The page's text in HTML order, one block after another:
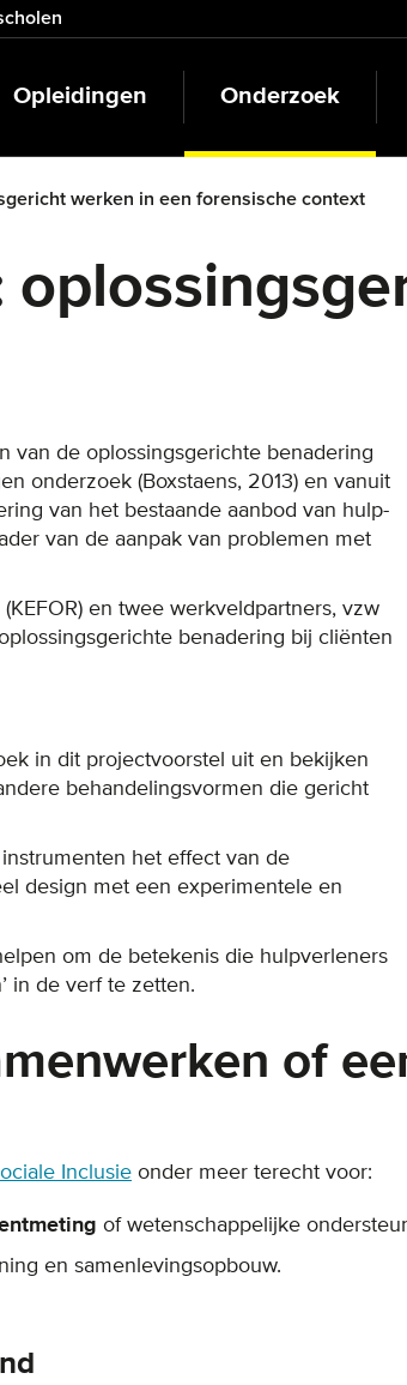
Opleidingen Onderzoek
werken in een forensische context
van de oplossingsgerichte benadering
onderzoek (Boxstaens, 2013) en vanuit
van het bestaande aanbod van hulp-
van de aanpak van problemen met
en twee werkveldpartners, vzw
benadering bij cliënten
in dit projectvoorstel uit en bekijken
behandelingsvormen die gericht
het effect van de
design met een experimentele en
om de betekenis die hulpverleners
in de verf te zetten.
of
Inclusie onder meer terecht voor:
of wetenschappelijke
en samenlevingsopbouw.